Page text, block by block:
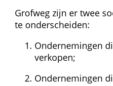
Grofweg zijn er twee
te onderscheiden:
Ondernemingen
verkopen;
Ondernemingen